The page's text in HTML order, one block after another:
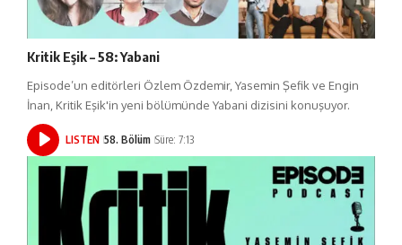
Kritik Eşik – 58: Yabani
Episode’un editörleri Özlem Özdemir, Yasemin Şefik ve Engin
İnan, Kritik Eşik'in yeni bölümünde Yabani dizisini konuşuyor.
LISTEN 58. Bölüm Süre: 7:13